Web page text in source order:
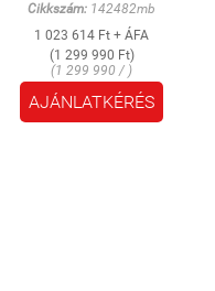
Cikkszám: 142482mb
1 023 614 Ft + ÁFA
(1 299 990 Ft)
(1 299 990 / )
AJÁNLATKÉRÉS